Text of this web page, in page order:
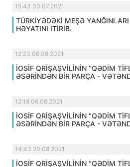
15:43 30.07.2021
TÜRKİYƏDƏKİ MEŞƏ
HƏYATINI İTİRİB.
12:23 06.08.2021
İOSİF QRİŞAŞVİLİNİN “QƏDİM
ƏSƏRİNDƏN BİR PARÇA -
12:18 06.08.2021
İOSİF QRİŞAŞVİLİNİN “QƏDİM
ƏSƏRİNDƏN BİR PARÇA -
14:43 20.08.2021
İOSİF QRİŞAŞVİLİNİN “QƏDİM